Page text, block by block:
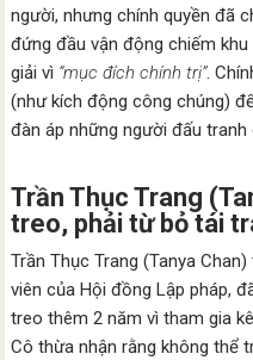
người, nhưng chính quyền đã
đứng đầu vận động chiếm
giải vì “mục đích chính trị”.
(như kích động công chúng)
đàn áp những người đấu tranh
Trần Thục Trang
treo, phải từ bỏ tái
Trần Thục Trang (Tanya
viên của Hội đồng Lập pháp,
treo thêm 2 năm vì tham gia
Cô thừa nhận rằng không thể